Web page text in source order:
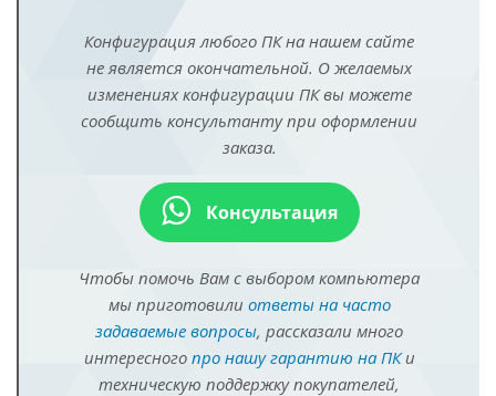
Конфигурация любого ПК на нашем сайте
не является окончательной. О желаемых
изменениях конфигурации ПК вы можете
сообщить консультанту при оформлении
заказа.
Консультация
Чтобы помочь Вам с выбором компьютера
мы приготовили ответы на часто
задаваемые вопросы, рассказали много
интересного про нашу гарантию на ПКи
техническую поддержку покупателей,